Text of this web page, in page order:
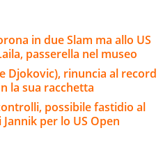
in due Slam ma allo US
passerella nel museo
Djokovic), rinuncia al record
la sua racchetta
possibile fastidio al
per lo US Open